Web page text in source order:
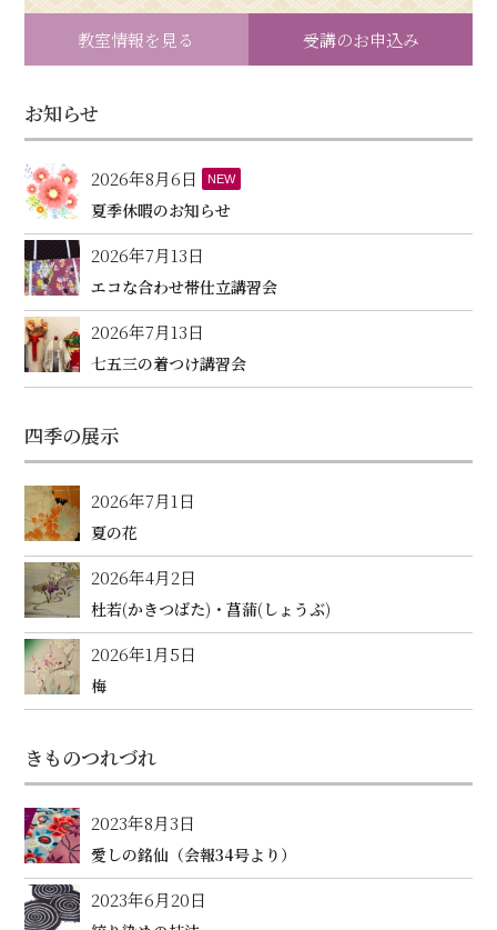
教室情報を見る 受講のお申込み
お知らせ
2026年8月6日 NEW
夏季休暇のお知らせ
2026年7月13日
エコな合わせ帯仕立講習会
2026年7月13日
七五三の着つけ講習会
四季の展示
2026年7月1日
夏の花
2026年4月2日
杜若(かきつばた)・菖蒲(しょうぶ)
2026年1月5日
梅
きものつれづれ
2023年8月3日
愛しの銘仙（会報34号より）
2023年6月20日